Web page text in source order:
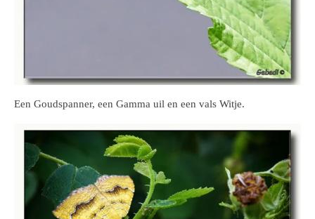
Een Goudspanner, een Gamma uil en een vals Witje.